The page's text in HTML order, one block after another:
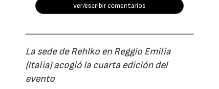
ver/escribir comentarios
La sede de Rehlko en Reggio Emilia
(Italia) acogió la cuarta edición del
evento